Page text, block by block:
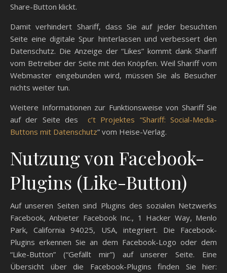
Share-Button klickt.
Damit verhindert Shariff, dass Sie auf jeder besuchten
Seite eine digitale Spur hinterlassen und verbessert den
Datenschutz. Die Anzeige der “Likes” kommt dank Shariff
vom Betreiber der Seite mit den Knöpfen. Weil Shariff vom
Webmaster eingebunden wird, müssen Sie als Besucher
nichts weiter tun.
Weitere Informationen zur Funktionsweise von Shariff Sie
auf der Seite des c’t Projektes “Shariff: Social-Media-
Buttons mit Datenschutz” vom Heise-Verlag.
Nutzung von Facebook-
Plugins (Like-Button)
Auf unseren Seiten sind Plugins des sozialen Netzwerks
Facebook, Anbieter Facebook Inc., 1 Hacker Way, Menlo
Park, California 94025, USA, integriert. Die Facebook-
Plugins erkennen Sie an dem Facebook-Logo oder dem
“Like-Button” (“Gefällt mir”) auf unserer Seite. Eine
Übersicht über die Facebook-Plugins finden Sie hier: